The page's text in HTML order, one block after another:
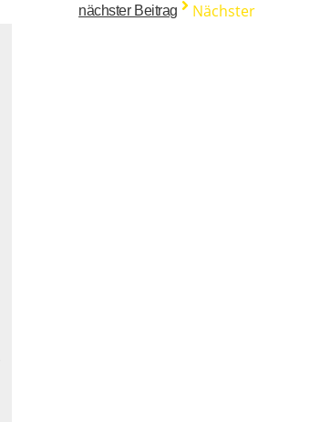
nächster Beitrag Nächster